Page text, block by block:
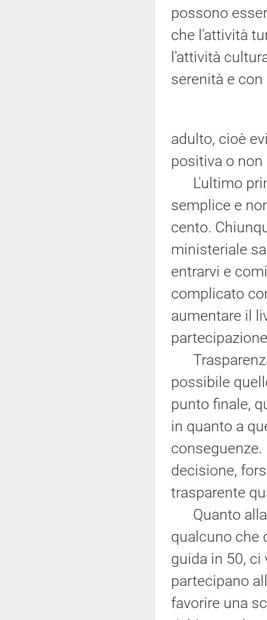
possono
che l'attività
l'attività
serenità e
adulto, cioè
positiva o non
L'ultimo
semplice e
cento.
ministeriale
entrarvi e
complicato
aumentare il
possibile
punto finale,
in quanto a
decisione,
trasparente
Quanto alla
qualcuno che
guida in 50, ci
partecipano
favorire una